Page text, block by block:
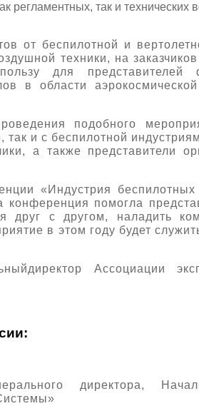
регламентных, так и технических
от беспилотной и
техники, на
для представителей
в области
подобного
так и с беспилотной
а также представители
«Индустрия
помогла
друг с другом, наладить
в этом году будет
Ассоциации
директора,